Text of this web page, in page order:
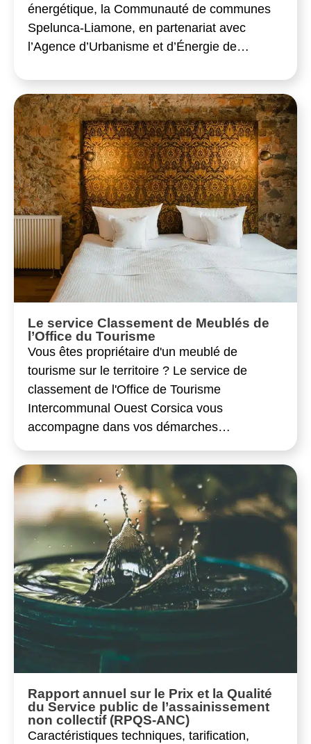
énergétique, la Communauté de communes
Spelunca-Liamone, en partenariat avec
l’Agence d’Urbanisme et d’Énergie de…
Le service Classement de Meublés de
l’Office du Tourisme
Vous êtes propriétaire d'un meublé de
tourisme sur le territoire ? Le service de
classement de l'Office de Tourisme
Intercommunal Ouest Corsica vous
accompagne dans vos démarches…
Rapport annuel sur le Prix et la Qualité
du Service public de l’assainissement
non collectif (RPQS-ANC)
Caractéristiques techniques, tarification,